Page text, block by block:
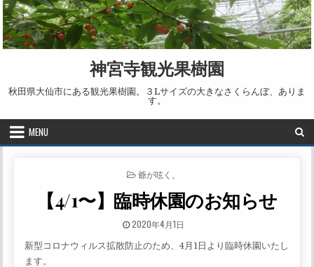
Skip to content
神宮寺観光果樹園
秋田県大仙市にある観光果樹園。３Lサイズの大きなさくらんぼ、ありま
す。
MENU
POSTED IN
爺が呟く。
【4/1〜】臨時休園のお知らせ
PUBLISHED DATE:
2020年4月1日
新型コロナウィルス拡散防止のため、4月1日より臨時休園いたし
ます。